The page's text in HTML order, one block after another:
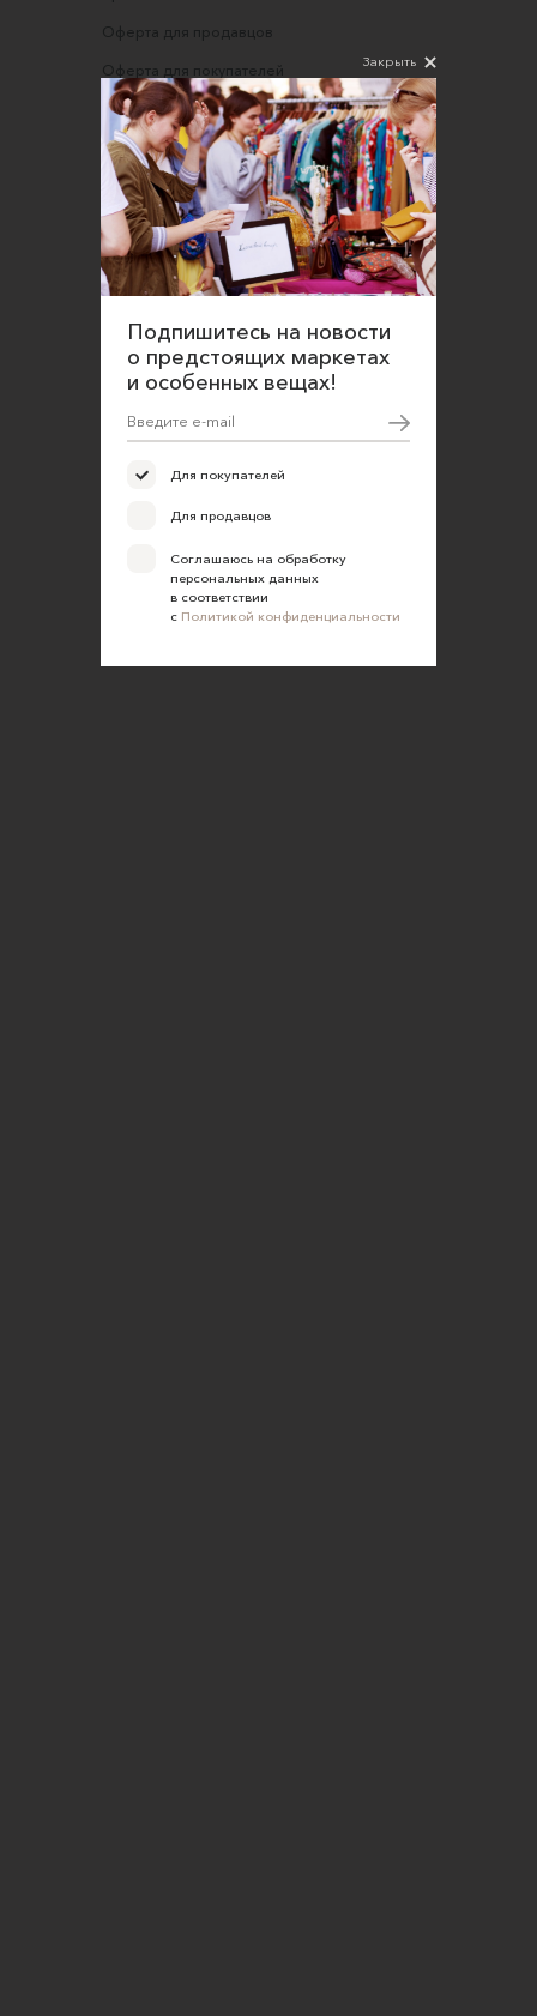
Оферта для продавцов
Оферта для покупателей
Политика конфиденциальности
Согласие на обработку персональных данных
Закрыть
Подпишитесь на новости
о предстоящих маркетах
и особенных вещах!
Для покупателей
Для продавцов
Соглашаюсь на обработку
персональных данных
в соответствии
с Политикой конфиденциальности